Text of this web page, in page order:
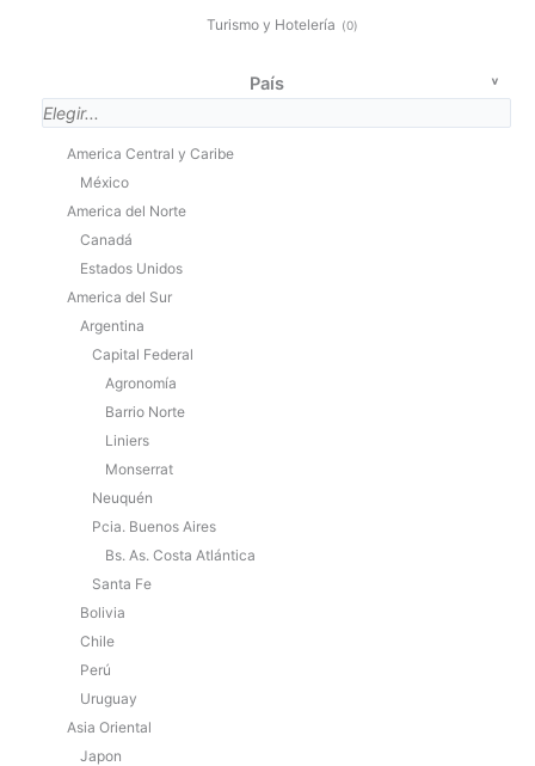
Turismo y Hotelería (0)
País
America Central y Caribe
México
America del Norte
Canadá
Estados Unidos
America del Sur
Argentina
Capital Federal
Agronomía
Barrio Norte
Liniers
Monserrat
Neuquén
Pcia. Buenos Aires
Bs. As. Costa Atlántica
Santa Fe
Bolivia
Chile
Perú
Uruguay
Asia Oriental
Japon